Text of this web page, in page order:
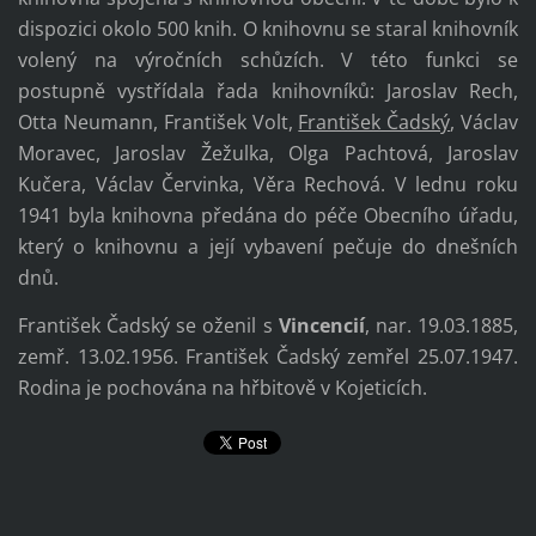
dispozici okolo 500 knih. O knihovnu se staral knihovník
volený na výročních schůzích. V této funkci se
postupně vystřídala řada knihovníků: Jaroslav Rech,
Otta Neumann, František Volt, František Čadský, Václav
Moravec, Jaroslav Žežulka, Olga Pachtová, Jaroslav
Kučera, Václav Červinka, Věra Rechová. V lednu roku
1941 byla knihovna předána do péče Obecního úřadu,
který o knihovnu a její vybavení pečuje do dnešních
dnů.
František Čadský se oženil s Vincencií, nar. 19.03.1885,
zemř. 13.02.1956. František Čadský zemřel 25.07.1947.
Rodina je pochována na hřbitově v Kojeticích.